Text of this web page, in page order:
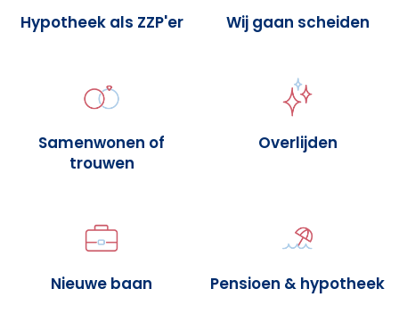
Hypotheek als ZZP'er Wij gaan scheiden
Samenwonen of
trouwen
Overlijden
Nieuwe baan Pensioen & hypotheek